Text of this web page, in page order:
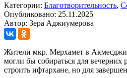
Категории: Благотворительность,
Опубликовано: 25.11.2025
Автор: Зера Аджиумерова
Жители мкр. Мерхамет в
могли бы собираться для
строить ифтархане, но для